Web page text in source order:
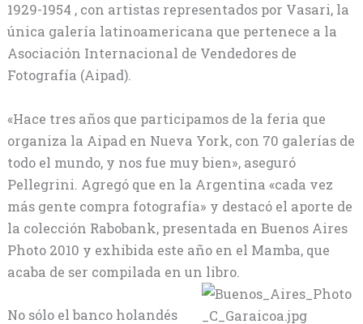
1929-1954 , con artistas representados por Vasari, la
única galería latinoamericana que pertenece a la
Asociación Internacional de Vendedores de
Fotografía (Aipad).
«Hace tres años que participamos de la feria que
organiza la Aipad en Nueva York, con 70 galerías de
todo el mundo, y nos fue muy bien», aseguró
Pellegrini. Agregó que en la Argentina «cada vez
más gente compra fotografía» y destacó el aporte de
la colección Rabobank, presentada en Buenos Aires
Photo 2010 y exhibida este año en el Mamba, que
acaba de ser compilada en un libro.
No sólo el banco holandés